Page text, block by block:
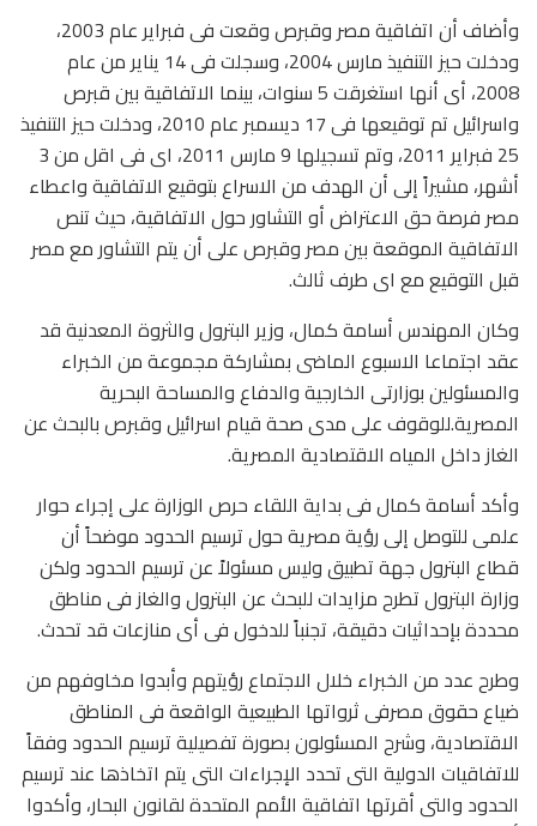
وأضاف أن اتفاقية مصر وقبرص وقعت فى فبراير عام 2003،
ودخلت حيز التنفيذ مارس 2004، وسجلت فى 14 يناير من عام
2008، أى أنها استغرقت 5 سنوات، بينما الاتفاقية بين قبرص
واسرائيل تم توقيعها فى 17 ديسمبر عام 2010، ودخلت حيز التنفيذ
25 فبراير 2011، وتم تسجيلها 9 مارس 2011، اى فى اقل من 3
أشهر، مشيراً إلى أن الهدف من الاسراع بتوقيع الاتفاقية واعطاء
مصر فرصة حق الاعتراض أو التشاور حول الاتفاقية، حيث تنص
الاتفاقية الموقعة بين مصر وقبرص على أن يتم التشاور مع مصر
قبل التوقيع مع اى طرف ثالث.
وكان المهندس أسامة كمال، وزير البترول والثروة المعدنية قد
عقد اجتماعا الاسبوع الماضى بمشاركة مجموعة من الخبراء
والمسئولين بوزارتى الخارجية والدفاع والمساحة البحرية
المصرية.للوقوف على مدى صحة قيام اسرائيل وقبرص بالبحث عن
الغاز داخل المياه الاقتصادية المصرية.
وأكد أسامة كمال فى بداية اللقاء حرص الوزارة على إجراء حوار
علمى للتوصل إلى رؤية مصرية حول ترسيم الحدود موضحاً أن
قطاع البترول جهة تطبيق وليس مسئولاً عن ترسيم الحدود ولكن
وزارة البترول تطرح مزايدات للبحث عن البترول والغاز فى مناطق
محددة بإحداثيات دقيقة، تجنباً للدخول فى أى منازعات قد تحدث.
وطرح عدد من الخبراء خلال الاجتماع رؤيتهم وأبدوا مخاوفهم من
ضياع حقوق مصرفى ثرواتها الطبيعية الواقعة فى المناطق
الاقتصادية، وشرح المسئولون بصورة تفصيلية ترسيم الحدود وفقاً
للاتفاقيات الدولية التى تحدد الإجراءات التى يتم اتخاذها عند ترسيم
الحدود والتى أقرتها اتفاقية الأمم المتحدة لقانون البحار، وأكدوا